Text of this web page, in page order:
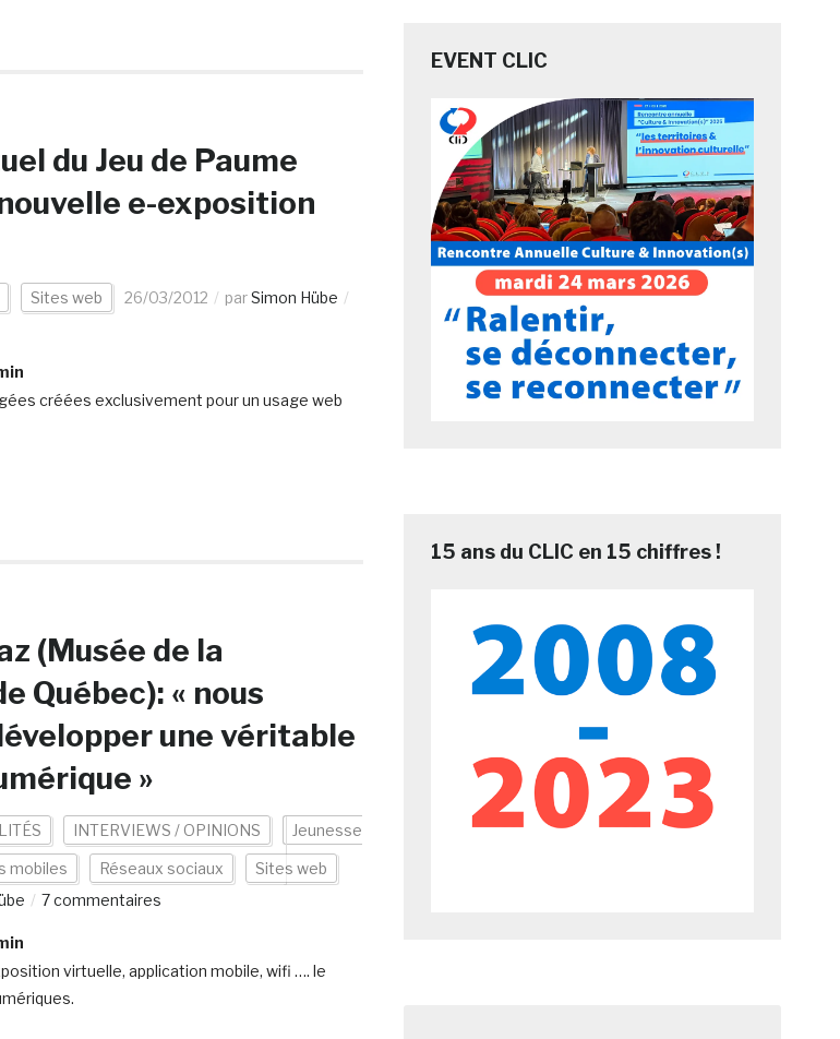
du Jeu de Paume
e-exposition
Sites web 26/03/2012 parSimon Hübe
créées exclusivement pour un usage web
(Musée de la
Québec): « nous
une véritable
»
INTERVIEWS / OPINIONS Jeunesse
mobiles Réseaux sociaux
Sites web
7 commentaires
virtuelle, application mobile, wifi …. le
EVENT CLIC
15 ans du CLIC en 15 chiffres !